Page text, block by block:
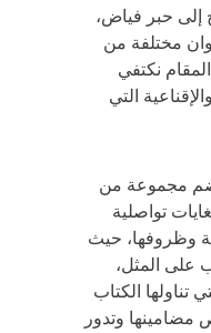
إلى حبر فياض،
مختلفة من
نكتفي
التي
مجموعة من
تواصلية
وظروفها، حيث
على المثل،
الكتاب
مضامينها وتدور